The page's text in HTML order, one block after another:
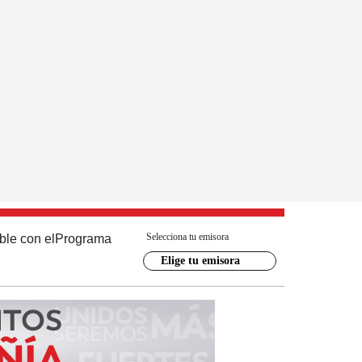
con el Programa Selecciona tu emisora
Elige tu emisora